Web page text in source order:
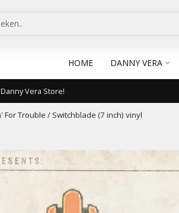
HOME DANNY VERA
Vera Store!
For Trouble / Switchblade (7 inch) vinyl